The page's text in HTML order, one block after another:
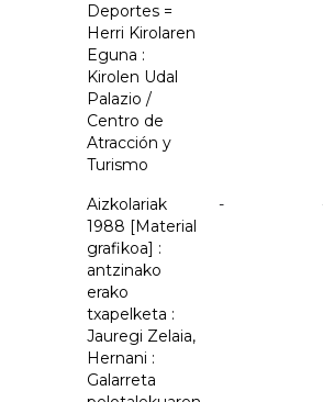
Deportes =
Herri Kirolaren
Eguna :
Kirolen Udal
Palazio /
Centro de
Atracción y
Turismo
Aizkolariak
1988 [Material
grafikoa] :
antzinako
erako
txapelketa :
Jauregi Zelaia,
Hernani :
Galarreta
-